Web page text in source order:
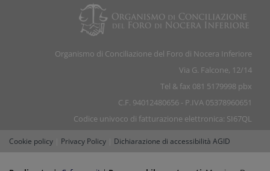
Organismo di Conciliazione del Foro di Nocera Inferiore
Via G. Falcone, 12/14
Tel & fax 081 5179998 pbx
C.F. 94012480656 - P.IVA 05378960651
Codice univoco di fatturazione elettronica: SI67QL
Cookie policy Privacy Policy Dichiarazione di accessibilità AGID